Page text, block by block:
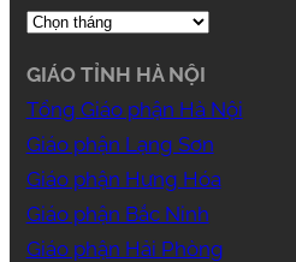
GIÁO TỈNH HÀ NỘI
Tổng Giáo phận Hà Nội
Giáo phận Lạng Sơn
Giáo phận Hưng Hóa
Giáo phận Bắc Ninh
Giáo phận Hải Phòng